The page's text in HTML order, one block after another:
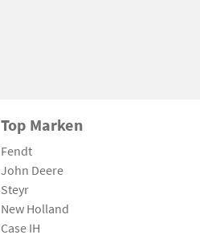
Top Marken
Fendt
John Deere
Steyr
New Holland
Case IH